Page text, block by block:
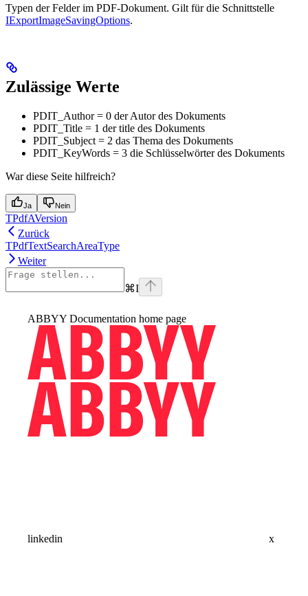
Typen der Felder im PDF-Dokument. Gilt für die Schnittstelle
IExportImageSavingOptions.
Zulässige Werte
PDIT_Author = 0 der Autor des Dokuments
PDIT_Title = 1 der title des Dokuments
PDIT_Subject = 2 das Thema des Dokuments
PDIT_KeyWords = 3 die Schlüsselwörter des Dokuments
War diese Seite hilfreich?
Ja Nein
TPdfAVersion
Zurück
TPdfTextSearchAreaType
Weiter
⌘I
ABBYY Documentation home page
linkedin x